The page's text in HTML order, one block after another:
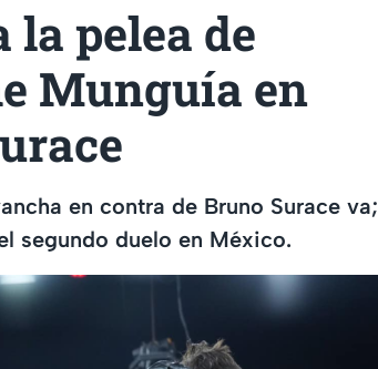
la pelea de
Munguía en
en contra de Bruno Surace va;
segundo duelo en México.